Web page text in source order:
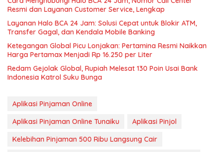
Resmi dan Layanan Customer Service, Lengkap
Layanan Halo BCA 24 Jam: Solusi Cepat untuk Blokir ATM,
Transfer Gagal, dan Kendala Mobile Banking
Ketegangan Global Picu Lonjakan: Pertamina Resmi Naikkan
Harga Pertamax Menjadi Rp 16.250 per Liter
Redam Gejolak Global, Rupiah Melesat 130 Poin Usai Bank
Indonesia Katrol Suku Bunga
Aplikasi Pinjaman Online
Aplikasi Pinjaman Online Tunaiku
Aplikasi Pinjol
Kelebihan Pinjaman 500 Ribu Langsung Cair